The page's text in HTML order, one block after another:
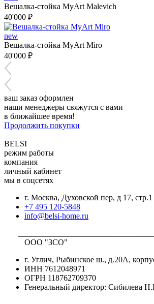
Вешалка-стойка MyArt Malevich
40'000 ₽
new
Вешалка-стойка MyArt Miro
40'000 ₽
ваш заказ оформлен
наши менеджеры свяжутся с вами
в ближайшее время!
Продолжить покупки
BELSI
режим работы
компания
личный кабинет
мы в соцсетях
г. Москва, Духовской пер, д 17, стр.1
+7 495 120-5848
info@belsi-home.ru
ООО "ЗСО"
г. Углич, Рыбинское ш., д.20А,
ИНН 7612048971
ОГРН 118762709370
Генеральный директор: Сибилева